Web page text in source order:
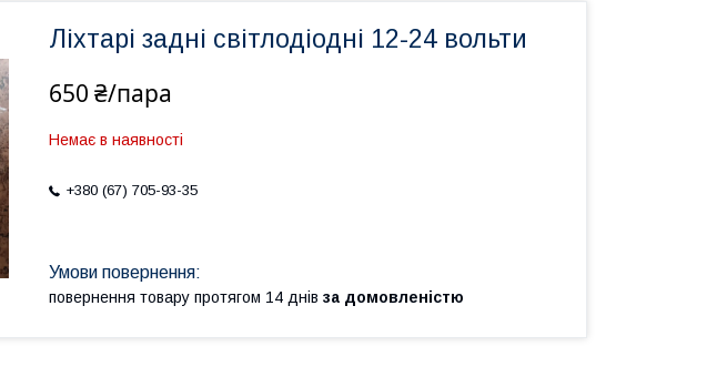
Ліхтарі задні світлодіодні 12-24 вольти
650 ₴/пара
Немає в наявності
+380 (67) 705-93-35
повернення товару протягом 14 днів за домовленістю